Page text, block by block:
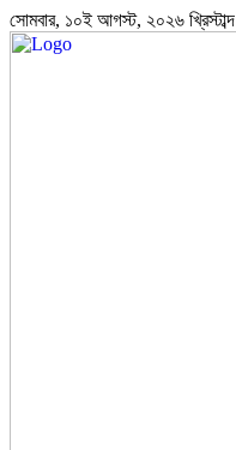
সোমবার, ১০ই আগস্ট, ২০২৬ খ্রিস্টাব্দ